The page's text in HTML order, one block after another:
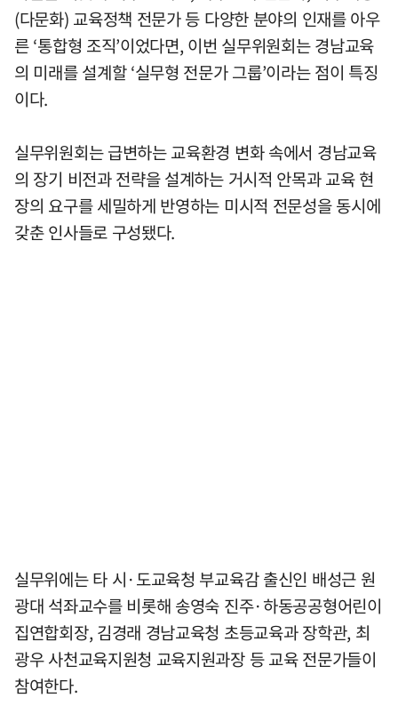
(다문화) 교육정책 전문가 등 다양한 분야의 인재를 아우
른 ‘통합형 조직’이었다면, 이번 실무위원회는 경남교육
의 미래를 설계할 ‘실무형 전문가 그룹’이라는 점이 특징
이다.
실무위원회는 급변하는 교육환경 변화 속에서 경남교육
의 장기 비전과 전략을 설계하는 거시적 안목과 교육 현
장의 요구를 세밀하게 반영하는 미시적 전문성을 동시에
갖춘 인사들로 구성됐다.
실무위에는 타 시·도교육청 부교육감 출신인 배성근 원
광대 석좌교수를 비롯해 송영숙 진주·하동공공형어린이
집연합회장, 김경래 경남교육청 초등교육과 장학관, 최
광우 사천교육지원청 교육지원과장 등 교육 전문가들이
참여한다.